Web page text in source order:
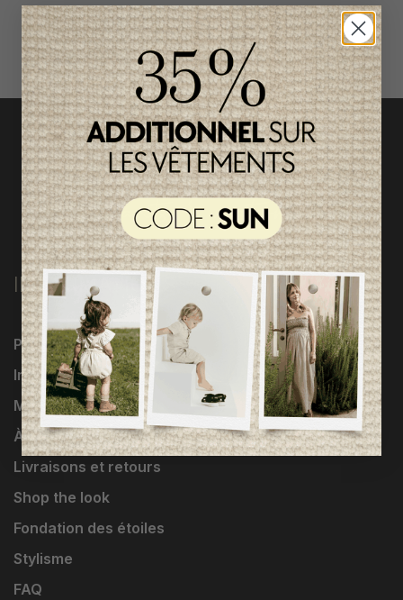
magasinez par catégorie
INFORMATIONS
Programme Loyauté
Influenceuses
Marques
À propos
Livraisons et retours
Shop the look
Fondation des étoiles
Stylisme
FAQ